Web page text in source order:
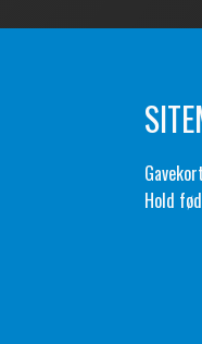
Gavekort
Hold